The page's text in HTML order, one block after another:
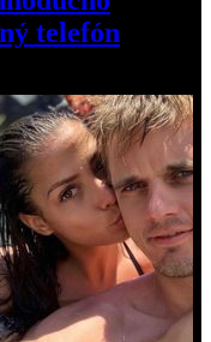
telefón